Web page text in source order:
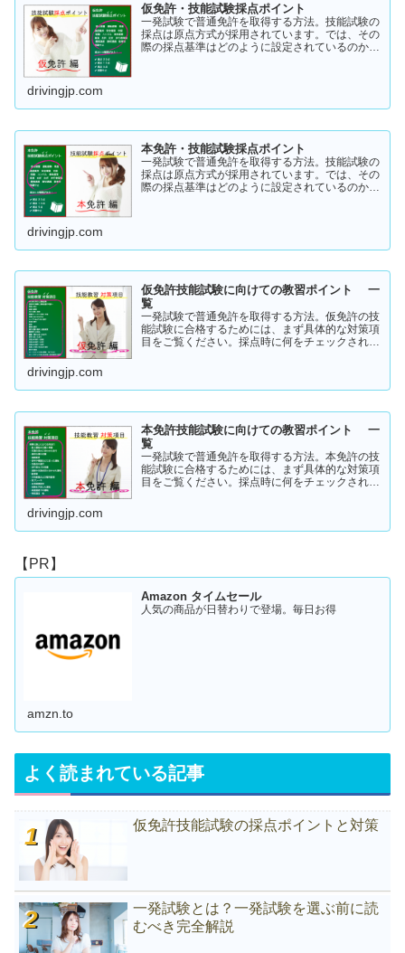
仮免許・技能試験採点ポイント
一発試験で普通免許を取得する方法。技能試験の
採点は原点方式が採用されています。では、その
際の採点基準はどのように設定されているのかご
drivingjp.com
本免許・技能試験採点ポイント
一発試験で普通免許を取得する方法。技能試験の
採点は原点方式が採用されています。では、その
際の採点基準はどのように設定されているのかご
drivingjp.com
仮免許技能試験に向けての教習ポイント 一
覧
一発試験で普通免許を取得する方法。仮免許の技
能試験に合格するためには、まず具体的な対策項
目をご覧ください。採点時に何をチェックされる
drivingjp.com
本免許技能試験に向けての教習ポイント 一
覧
一発試験で普通免許を取得する方法。本免許の技
能試験に合格するためには、まず具体的な対策項
目をご覧ください。採点時に何をチェックされる
drivingjp.com
【PR】
Amazon タイムセール
人気の商品が日替わりで登場。毎日お得
amzn.to
よく読まれている記事
仮免許技能試験の採点ポイントと対策
一発試験とは？一発試験を選ぶ前に読
むべき完全解説